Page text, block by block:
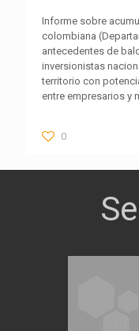
Informe sobre
colombiana
antecedentes de
inversionistas
territorio con
entre empresarios y
0